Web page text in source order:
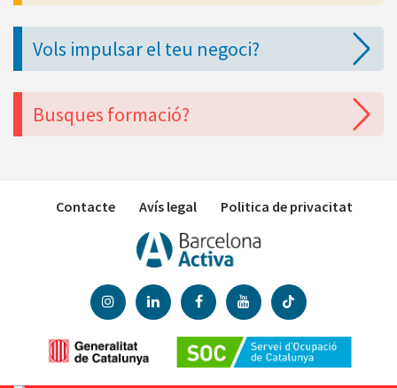
Vols impulsar el teu negoci?
Busques formació?
Contacte Avís legal Politica de privacitat